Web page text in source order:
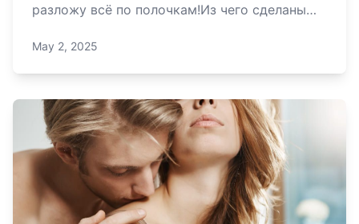
разложу всё по полочкам!Из чего сделаны
соединения из группы алкилнитритов (амил,
особенно ес
May 2, 2025